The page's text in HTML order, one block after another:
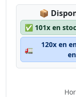
📦
✅ 101x en
🚛
120x en